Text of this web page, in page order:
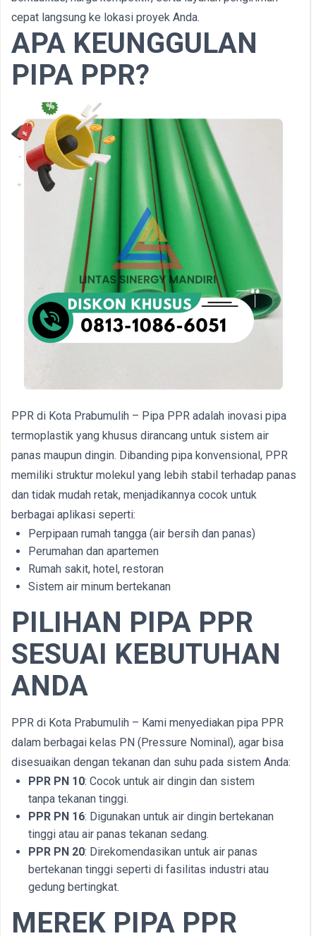
cepat langsung ke lokasi proyek Anda.
APA KEUNGGULAN
PIPA PPR?
PPR di Kota Prabumulih – Pipa PPR adalah inovasi pipa
termoplastik yang khusus dirancang untuk sistem air
panas maupun dingin. Dibanding pipa konvensional, PPR
memiliki struktur molekul yang lebih stabil terhadap panas
dan tidak mudah retak, menjadikannya cocok untuk
berbagai aplikasi seperti:
Perpipaan rumah tangga (air bersih dan panas)
Perumahan dan apartemen
Rumah sakit, hotel, restoran
Sistem air minum bertekanan
PILIHAN PIPA PPR
SESUAI KEBUTUHAN
ANDA
PPR di Kota Prabumulih – Kami menyediakan pipa PPR
dalam berbagai kelas PN (Pressure Nominal), agar bisa
disesuaikan dengan tekanan dan suhu pada sistem Anda:
PPR PN 10: Cocok untuk air dingin dan sistem
tanpa tekanan tinggi.
PPR PN 16: Digunakan untuk air dingin bertekanan
tinggi atau air panas tekanan sedang.
PPR PN 20: Direkomendasikan untuk air panas
bertekanan tinggi seperti di fasilitas industri atau
gedung bertingkat.
MEREK PIPA PPR